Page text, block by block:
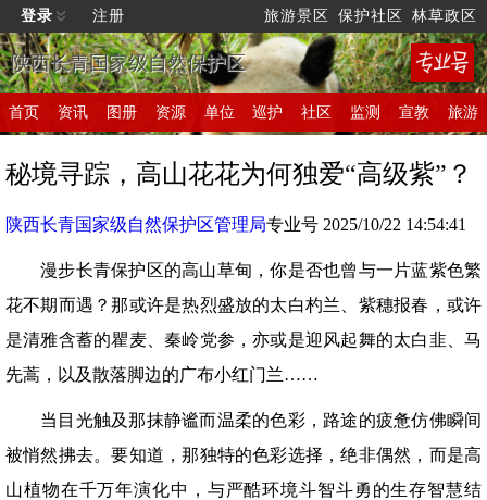
登录 注册 旅游景区 保护社区 林草政区
陕西长青国家级自然保护区
首页 资讯 图册 资源 单位 巡护 社区 监测 宣教 旅游
秘境寻踪，高山花花为何独爱“高级紫”？
陕西长青国家级自然保护区管理局专业号 2025/10/22 14:54:41
漫步长青保护区的高山草甸，你是否也曾与一片蓝紫色繁
花不期而遇？那或许是热烈盛放的太白杓兰、紫穗报春，或许
是清雅含蓄的瞿麦、秦岭党参，亦或是迎风起舞的太白韭、马
先蒿，以及散落脚边的广布小红门兰……
当目光触及那抹静谧而温柔的色彩，路途的疲惫仿佛瞬间
被悄然拂去。要知道，那独特的色彩选择，绝非偶然，而是高
山植物在千万年演化中，与严酷环境斗智斗勇的生存智慧结